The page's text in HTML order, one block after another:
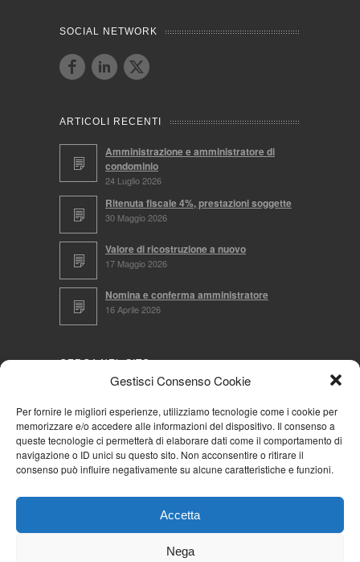
Gestisci Consenso Cookie
Per fornire le migliori esperienze, utilizziamo tecnologie come i cookie per
memorizzare e/o accedere alle informazioni del dispositivo. Il consenso a
queste tecnologie ci permetterà di elaborare dati come il comportamento di
navigazione o ID unici su questo sito. Non acconsentire o ritirare il
consenso può influire negativamente su alcune caratteristiche e funzioni.
Accetta
Nega
SOCIAL NETWORK
ARTICOLI RECENTI
Amministrazione e amministratore di
condominio
24 Luglio 2026
Ritenuta fiscale 4%, prestazioni soggette
30 Maggio 2026
Valore di ricostruzione a nuovo
17 Maggio 2026
Nomina e conferma amministratore
16 Aprile 2026
CERCA NEL SITO
NAVIGA PER
Mappa completa
Cookie Policy (UE)
Iscriviti alla Community AziendaCondominio